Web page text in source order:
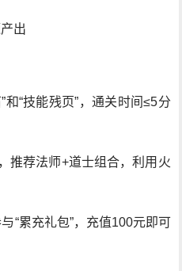
出
和“技能残页”，通关时间≤5分
推荐法师+道士组合，利用火
“累充礼包”，充值100元即可